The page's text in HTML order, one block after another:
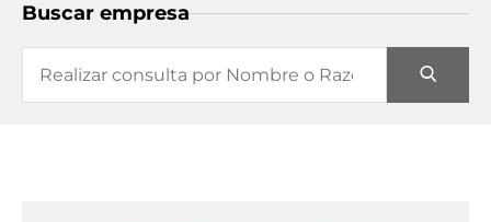
Buscar empresa